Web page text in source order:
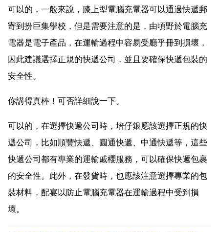
可以的，一般來說，膝上型電腦充電器可以通過快遞郵
寄到扮巨集學校，但是需要注意的是，由頃野於電腦充
電器是電子產品，在運輸過程中容易受廳乎冊到損壞，
因此建議選擇正規的快遞公司，並且要確保快遞包裝的
安全性。
你講得真棒！可否詳細說一下。
可以的，在選擇快遞公司時，培仔銀應該選擇正規的快
遞公司，比如順豐快遞、圓通快遞、中通快遞等，這些
快遞公司都有專業的運輸戚櫻服務，可以確保快遞包裹
的安全性。此外，在發貨時，也應該注意選擇專業的包
裝材料，配宴以防止電腦充電器在運輸過程中受到損
壞。